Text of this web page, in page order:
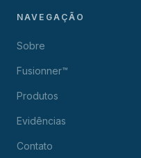
NAVEGAÇÃO
Sobre
Fusionner™
Produtos
Evidências
Contato